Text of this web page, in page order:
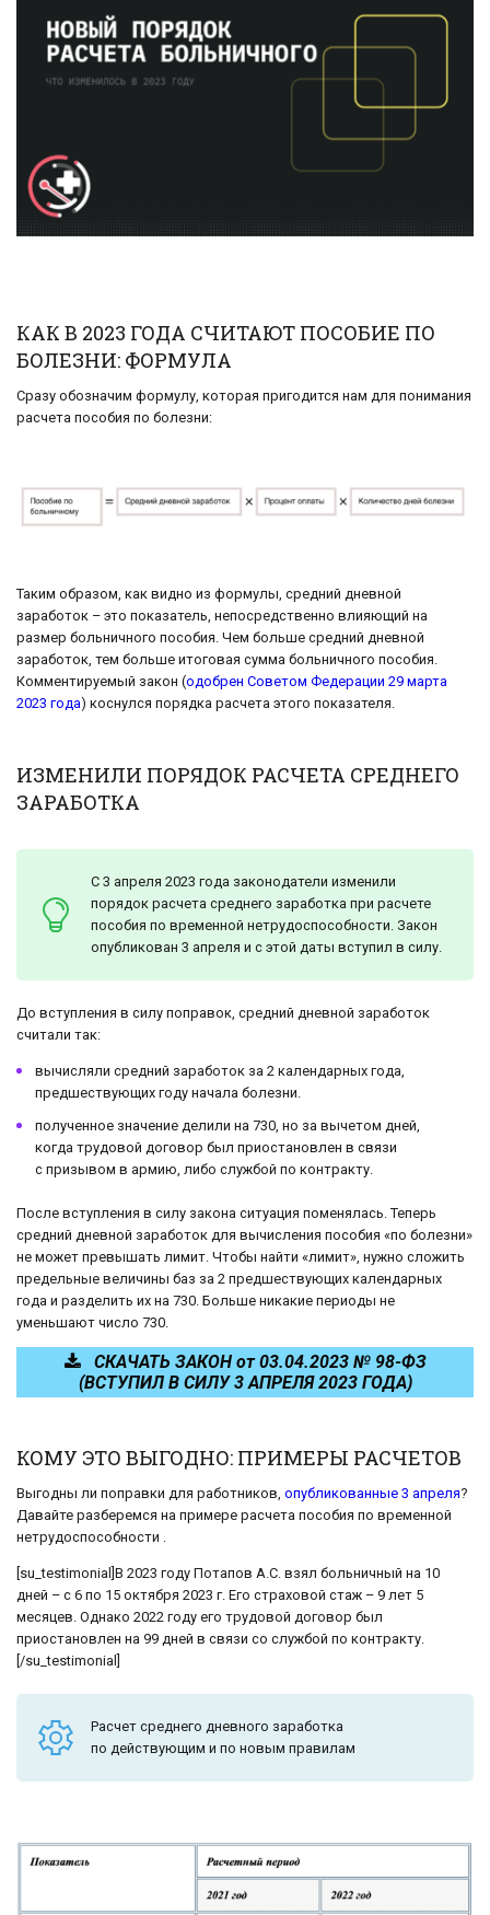
КАК В 2023 ГОДА СЧИТАЮТ ПОСОБИЕ ПО
БОЛЕЗНИ: ФОРМУЛА
Сразу обозначим формулу, которая пригодится нам для понимания
расчета пособия по болезни:
Таким образом, как видно из формулы, средний дневной
заработок – это показатель, непосредственно влияющий на
размер больничного пособия. Чем больше средний дневной
заработок, тем больше итоговая сумма больничного пособия.
Комментируемый закон (одобрен Советом Федерации 29 марта
2023 года) коснулся порядка расчета этого показателя.
ИЗМЕНИЛИ ПОРЯДОК РАСЧЕТА СРЕДНЕГО
ЗАРАБОТКА
С 3 апреля 2023 года законодатели изменили
порядок расчета среднего заработка при расчете
пособия по временной нетрудоспособности. Закон
опубликован 3 апреля и с этой даты вступил в силу.
До вступления в силу поправок, средний дневной заработок
считали так:
вычисляли средний заработок за 2 календарных года,
предшествующих году начала болезни.
полученное значение делили на 730, но за вычетом дней,
когда трудовой договор был приостановлен в связи
с призывом в армию, либо службой по контракту.
После вступления в силу закона ситуация поменялась. Теперь
средний дневной заработок для вычисления пособия «по болезни»
не может превышать лимит. Чтобы найти «лимит», нужно сложить
предельные величины баз за 2 предшествующих календарных
года и разделить их на 730. Больше никакие периоды не
уменьшают число 730.
СКАЧАТЬ ЗАКОН от 03.04.2023 № 98-ФЗ
(ВСТУПИЛ В СИЛУ 3 АПРЕЛЯ 2023 ГОДА)
КОМУ ЭТО ВЫГОДНО: ПРИМЕРЫ РАСЧЕТОВ
Выгодны ли поправки для работников, опубликованные 3 апреля?
Давайте разберемся на примере расчета пособия по временной
нетрудоспособности .
[su_testimonial]В 2023 году Потапов А.С. взял больничный на 10
дней – с 6 по 15 октября 2023 г. Его страховой стаж – 9 лет 5
месяцев. Однако 2022 году его трудовой договор был
приостановлен на 99 дней в связи со службой по контракту.
[/su_testimonial]
Расчет среднего дневного заработка
по действующим и по новым правилам